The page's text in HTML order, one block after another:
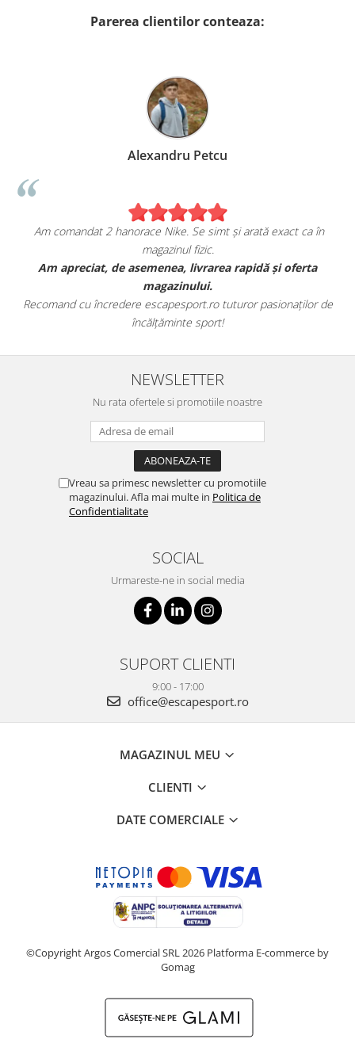
Parerea clientilor conteaza:
Alexandru Petcu
Am comandat 2 hanorace Nike. Se simt și arată exact ca în
magazinul fizic.
Am apreciat, de asemenea, livrarea rapidă și oferta
magazinului.
Recomand cu încredere escapesport.ro tuturor pasionaților de
încălțăminte sport!
NEWSLETTER
Nu rata ofertele si promotiile noastre
Vreau sa primesc newsletter cu promotiile
magazinului. Afla mai multe in Politica de
Confidentialitate
SOCIAL
Urmareste-ne in social media
SUPORT CLIENTI
9:00 - 17:00
office@escapesport.ro
MAGAZINUL MEU
CLIENTI
DATE COMERCIALE
©Copyright Argos Comercial SRL 2026 Platforma E-commerce by
Gomag